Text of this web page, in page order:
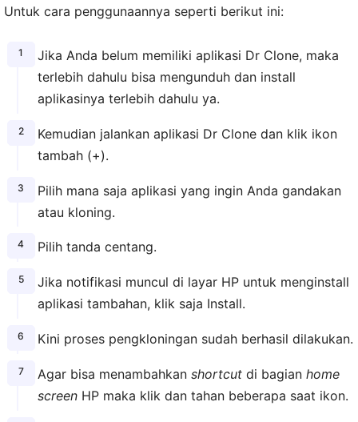
Untuk cara penggunaannya seperti berikut ini:
Jika Anda belum memiliki aplikasi Dr Clone, maka
terlebih dahulu bisa mengunduh dan install
aplikasinya terlebih dahulu ya.
Kemudian jalankan aplikasi Dr Clone dan klik ikon
tambah (+).
Pilih mana saja aplikasi yang ingin Anda gandakan
atau kloning.
Pilih tanda centang.
Jika notifikasi muncul di layar HP untuk menginstall
aplikasi tambahan, klik saja Install.
Kini proses pengkloningan sudah berhasil dilakukan.
Agar bisa menambahkan shortcutdi bagian home
screenHP maka klik dan tahan beberapa saat ikon.